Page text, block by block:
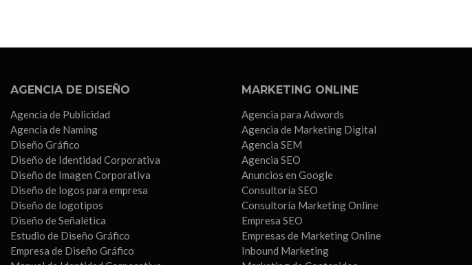
AGENCIA DE DISEÑO
Agencia de Publicidad
Agencia de Naming
Diseño Gráfico
Diseño de Identidad Corporativa
Diseño de Imagen Corporativa
Diseño de logos para empresa
Diseño de logotipos
Diseño de Señalética
Estudio de Diseño Gráfico
Empresa de Diseño Gráfico
MARKETING ONLINE
Agencia para Adwords
Agencia de Marketing Digital
Agencia SEM
Agencia SEO
Anuncios en Google
Consultoría SEO
Consultoría Marketing Online
Empresa SEO
Empresas de Marketing Online
Inbound Marketing